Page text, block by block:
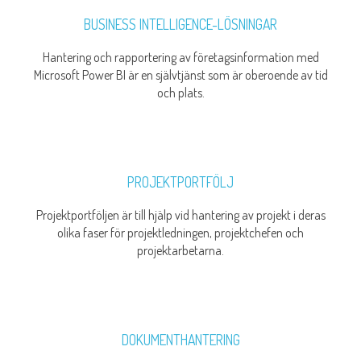
BUSINESS INTELLIGENCE-LÖSNINGAR
Hantering och rapportering av företagsinformation med
Microsoft Power BI är en självtjänst som är oberoende av tid
och plats.
PROJEKTPORTFÖLJ
Projektportföljen är till hjälp vid hantering av projekt i deras
olika faser för projektledningen, projektchefen och
projektarbetarna.
DOKUMENTHANTERING